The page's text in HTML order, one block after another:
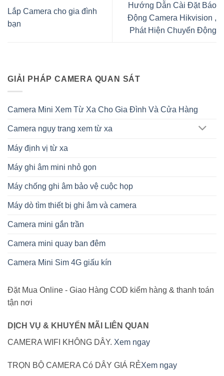
Lắp Camera cho gia đình
bạn
Hướng Dẫn Cài Đặt Báo
Động Camera Hikvision ,
Phát Hiện Chuyển Động
GIẢI PHÁP CAMERA QUAN SÁT
Camera Mini Xem Từ Xa Cho Gia Đình Và Cửa Hàng
Camera ngụy trang xem từ xa
Máy định vị từ xa
Máy ghi âm mini nhỏ gọn
Máy chống ghi âm bảo vệ cuộc họp
Máy dò tìm thiết bị ghi âm và camera
Camera mini gắn trần
Camera mini quay ban đêm
Camera Mini Sim 4G giấu kín
Đặt Mua Online - Giao Hàng COD kiểm hàng & thanh toán
tận nơi
DỊCH VỤ & KHUYẾN MÃI LIÊN QUAN
CAMERA WIFI KHÔNG DÂY. Xem ngay
TRỌN BỘ CAMERA Có DÂY GIÁ RẺXem ngay